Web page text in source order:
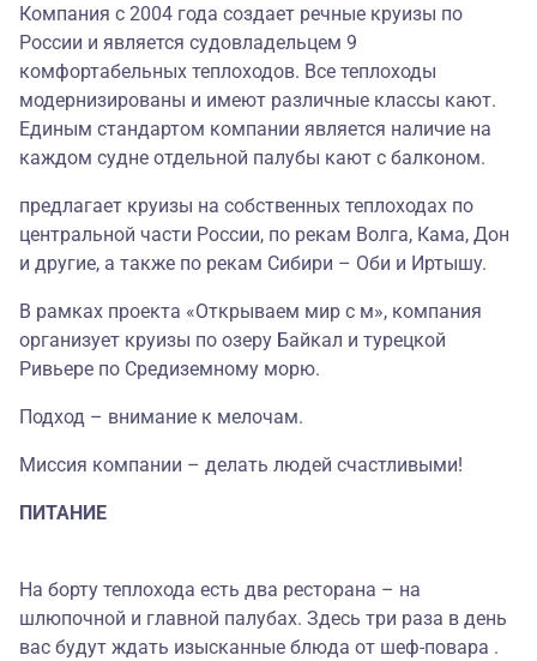
Компания с 2004 года создает речные круизы по
России и является судовладельцем 9
комфортабельных теплоходов. Все теплоходы
модернизированы и имеют различные классы кают.
Единым стандартом компании является наличие на
каждом судне отдельной палубы кают с балконом.
предлагает круизы на собственных теплоходах по
центральной части России, по рекам Волга, Кама, Дон
и другие, а также по рекам Сибири – Оби и Иртышу.
В рамках проекта «Открываем мир с м», компания
организует круизы по озеру Байкал и турецкой
Ривьере по Средиземному морю.
Подход – внимание к мелочам.
Миссия компании – делать людей счастливыми!
ПИТАНИЕ
На борту теплохода есть два ресторана – на
шлюпочной и главной палубах. Здесь три раза в день
вас будут ждать изысканные блюда от шеф-повара .